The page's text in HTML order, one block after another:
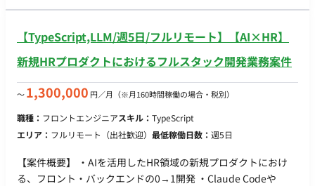
装・テスト・保守運用】 ■チーム体制 ・プロダクトマネージャ
事業責任者 ・CSメンバー ■開発環境 ・プログラミング：
TypeScript, Node.js ・FW：NestJS, Next.js, React, Tailwind
フラ：AWS ■働き方 ・稼働量：週4日〜（週32時間〜） ・リモ
・フレックス稼働：不可
【TypeScript,LLM/週5日/フルリモート】【AI×HR】
新規HRプロダクトにおけるフルスタック開発業務案件
〜1,300,000 円／月 （※月160時間稼働の場合・税別）
職種： フロントエンジニアスキル： TypeScript
エリア： フルリモート（出社歓迎） 最低稼働日数： 週5日
【案件概要】 ・AIを活用したHR領域の新規プロダクトにおけ
る、フロント・バックエンドの0→1開発 ・Claude Codeや